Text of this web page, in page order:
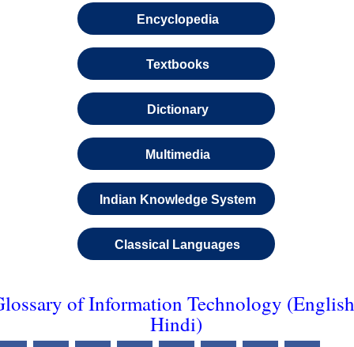
Encyclopedia
Textbooks
Dictionary
Multimedia
Indian Knowledge System
Classical Languages
of Information Technology
Hindi)